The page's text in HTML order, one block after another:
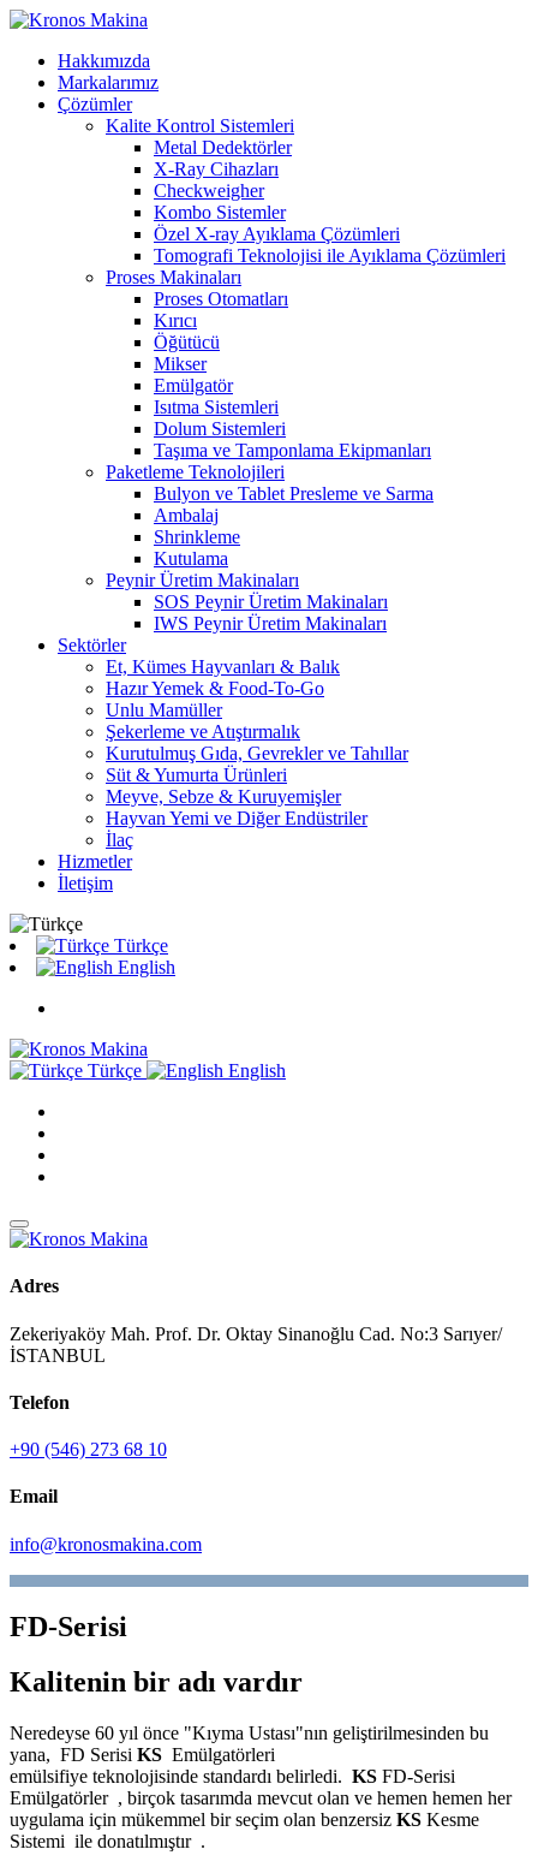
Hakkımızda
Markalarımız
Çözümler
Kalite Kontrol Sistemleri
Metal Dedektörler
X-Ray Cihazları
Checkweigher
Kombo Sistemler
Özel X-ray Ayıklama Çözümleri
Tomografi Teknolojisi ile Ayıklama Çözümleri
Proses Makinaları
Proses Otomatları
Kırıcı
Öğütücü
Mikser
Emülgatör
Isıtma Sistemleri
Dolum Sistemleri
Taşıma ve Tamponlama Ekipmanları
Paketleme Teknolojileri
Bulyon ve Tablet Presleme ve Sarma
Ambalaj
Shrinkleme
Kutulama
Peynir Üretim Makinaları
SOS Peynir Üretim Makinaları
IWS Peynir Üretim Makinaları
Sektörler
Et, Kümes Hayvanları & Balık
Hazır Yemek & Food-To-Go
Unlu Mamüller
Şekerleme ve Atıştırmalık
Kurutulmuş Gıda, Gevrekler ve Tahıllar
Süt & Yumurta Ürünleri
Meyve, Sebze & Kuruyemişler
Hayvan Yemi ve Diğer Endüstriler
İlaç
Hizmetler
İletişim
Türkçe
English
Türkçe English
Adres
Zekeriyaköy Mah. Prof. Dr. Oktay Sinanoğlu Cad. No:3 Sarıyer/
İSTANBUL
Telefon
+90 (546) 273 68 10
Email
info@kronosmakina.com
FD-Serisi
Kalitenin bir adı vardır
Neredeyse 60 yıl önce "Kıyma Ustası"nın geliştirilmesinden bu
yana, FD Serisi KS Emülgatörleri
emülsifiye teknolojisinde standardı belirledi. KS FD-Serisi
Emülgatörler , birçok tasarımda mevcut olan ve hemen hemen her
uygulama için mükemmel bir seçim olan benzersiz KS Kesme
Sistemi ile donatılmıştır .